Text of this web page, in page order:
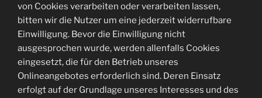
von Cookies verarbeiten oder verarbeiten lassen,
bitten wir die Nutzer um eine jederzeit widerrufbare
Einwilligung. Bevor die Einwilligung nicht
ausgesprochen wurde, werden allenfalls Cookies
eingesetzt, die für den Betrieb unseres
Onlineangebotes erforderlich sind. Deren Einsatz
erfolgt auf der Grundlage unseres Interesses und des